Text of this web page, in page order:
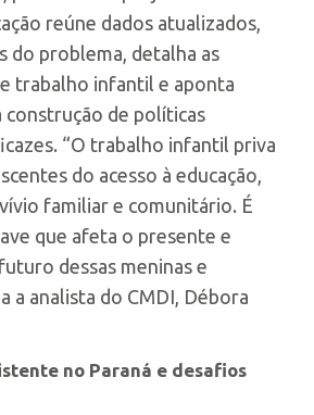
reúne dados atualizados,
do problema, detalha as
trabalho infantil e aponta
construção de políticas
“O trabalho infantil priva
do acesso à educação,
familiar e comunitário. É
que afeta o presente e
dessas meninas e
a analista do CMDI, Débora
no Paraná e desafios